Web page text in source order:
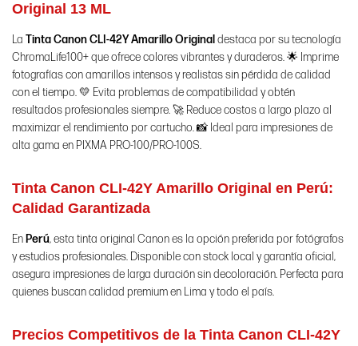
Original 13 ML
La Tinta Canon CLI-42Y Amarillo Original destaca por su tecnología
ChromaLife100+ que ofrece colores vibrantes y duraderos. 🌟 Imprime
fotografías con amarillos intensos y realistas sin pérdida de calidad
con el tiempo. 💛 Evita problemas de compatibilidad y obtén
resultados profesionales siempre. 🚀 Reduce costos a largo plazo al
maximizar el rendimiento por cartucho. 📸 Ideal para impresiones de
alta gama en PIXMA PRO-100/PRO-100S.
Tinta Canon CLI-42Y Amarillo Original en Perú:
Calidad Garantizada
En Perú, esta tinta original Canon es la opción preferida por fotógrafos
y estudios profesionales. Disponible con stock local y garantía oficial,
asegura impresiones de larga duración sin decoloración. Perfecta para
quienes buscan calidad premium en Lima y todo el país.
Precios Competitivos de la Tinta Canon CLI-42Y